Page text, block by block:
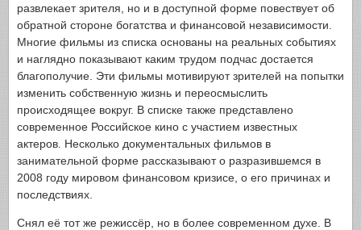
развлекает зрителя, но и в доступной форме повествует об
обратной стороне богатства и финансовой независимости.
Многие фильмы из списка основаны на реальных событиях
и наглядно показывают каким трудом подчас достается
благополучие. Эти фильмы мотивируют зрителей на попытки
изменить собственную жизнь и переосмыслить
происходящее вокруг. В списке также представлено
современное Российское кино с участием известных
актеров. Несколько документальных фильмов в
занимательной форме рассказывают о разразившемся в
2008 году мировом финансовом кризисе, о его причинах и
последствиях.
Снял её тот же режиссёр, но в более современном духе. В